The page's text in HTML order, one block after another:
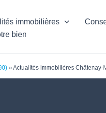
immobilières
bien
»Actualités Immobilières Châtenay-